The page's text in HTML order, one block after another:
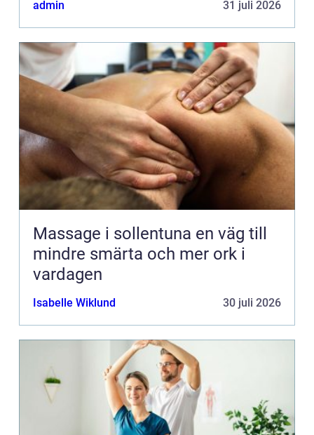
admin 31 juli 2026
Massage i sollentuna en väg till
mindre smärta och mer ork i
vardagen
Isabelle Wiklund 30 juli 2026